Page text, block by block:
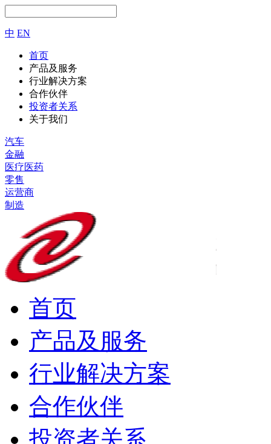
中 EN
首页
产品及服务
行业解决方案
合作伙伴
投资者关系
关于我们
汽车
金融
医疗医药
零售
运营商
制造
首页
产品及服务
行业解决方案
合作伙伴